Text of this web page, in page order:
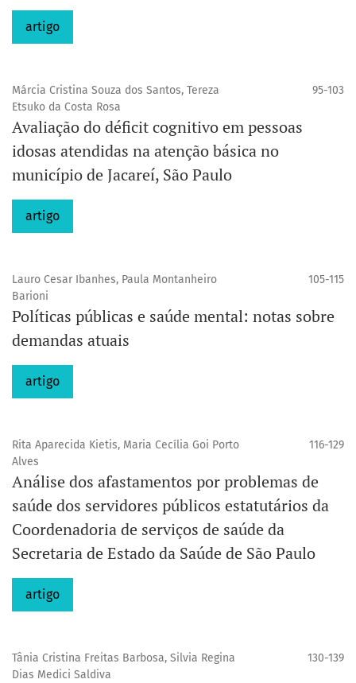
artigo
Márcia Cristina Souza dos Santos, Tereza
Etsuko da Costa Rosa
95-103
Avaliação do déficit cognitivo em pessoas
idosas atendidas na atenção básica no
município de Jacareí, São Paulo
artigo
Lauro Cesar Ibanhes, Paula Montanheiro
Barioni
105-115
Políticas públicas e saúde mental: notas sobre
demandas atuais
artigo
Rita Aparecida Kietis, Maria Cecília Goi Porto
Alves
116-129
Análise dos afastamentos por problemas de
saúde dos servidores públicos estatutários da
Coordenadoria de serviços de saúde da
Secretaria de Estado da Saúde de São Paulo
artigo
Tânia Cristina Freitas Barbosa, Silvia Regina
Dias Medici Saldiva
130-139